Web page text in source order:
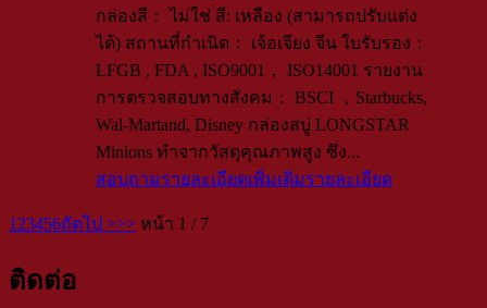
กล่องสี： ไม่ใช่ สี: เหลือง (สามารถปรับแต่ง
ได้) สถานที่กำเนิด： เจ้อเจียง จีน ใบรับรอง：
LFGB , FDA , ISO9001， ISO14001 รายงาน
การตรวจสอบทางสังคม： BSCI ，Starbucks,
Wal-Martand, Disney กล่องสบู่ LONGSTAR
Minions ทำจากวัสดุคุณภาพสูง ซึ่ง...
สอบถามรายละเอียดเพิ่มเติมรายละเอียด
1 23456ถัดไป >>> หน้า 1 / 7
ติดต่อ